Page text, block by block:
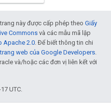
này được cấp phép theo Giấy
Commons và các mẫu mã lập
Apache 2.0. Để biết thông tin chi
web của Google Developers.
và/hoặc các đơn vị liên kết với
UTC.